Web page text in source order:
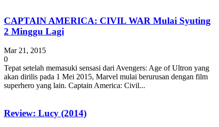
CAPTAIN AMERICA: CIVIL WAR Mulai Syuting
2 Minggu Lagi
Mar 21, 2015
0
Tepat setelah memasuki sensasi dari Avengers: Age of Ultron yang
akan dirilis pada 1 Mei 2015, Marvel mulai berurusan dengan film
superhero yang lain. Captain America: Civil...
Review: Lucy (2014)